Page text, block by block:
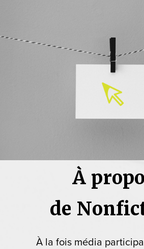
À
de
À la fois média